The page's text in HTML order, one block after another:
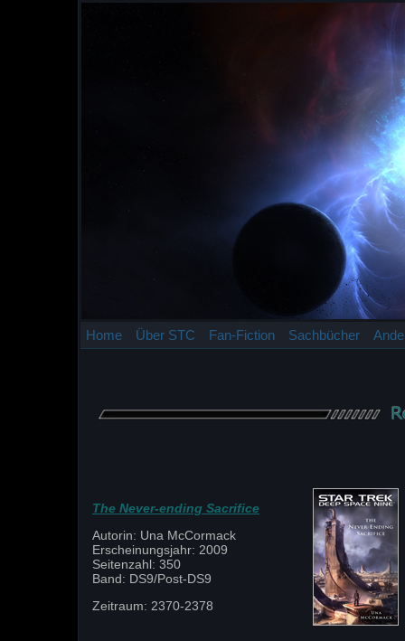
Home Über STC Fan-Fiction Sachbücher
The Never-ending Sacrifice
Autorin: Una McCormack
Erscheinungsjahr: 2009
Seitenzahl: 350
Band: DS9/Post-DS9
Zeitraum: 2370-2378